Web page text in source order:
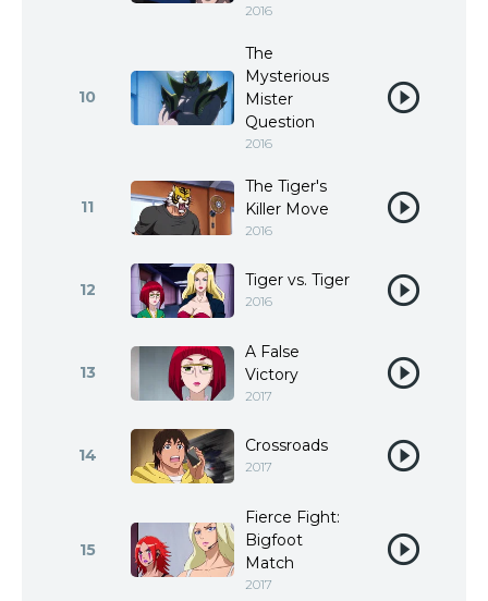
2016
10
The
Mysterious
Mister
Question
2016
11
The Tiger's
Killer Move
2016
12 Tiger vs. Tiger
2016
13
A False
Victory
2017
14 Crossroads
2017
15
Fierce Fight:
Bigfoot
Match
2017